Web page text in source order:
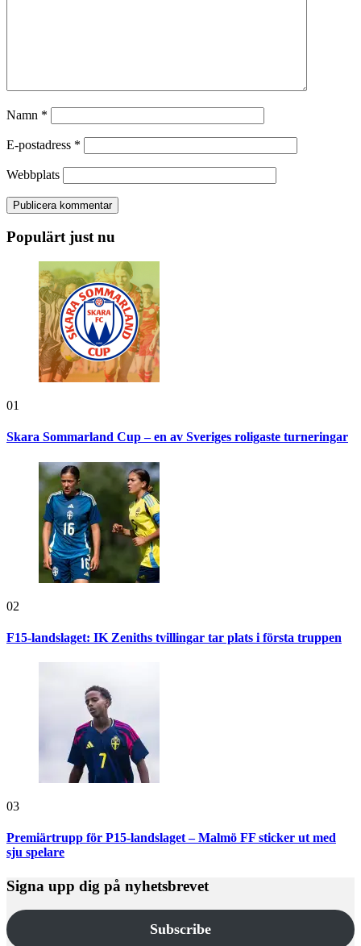
Namn *
E-postadress *
Webbplats
Populärt just nu
01
Skara Sommarland Cup – en av Sveriges roligaste turneringar
02
F15-landslaget: IK Zeniths tvillingar tar plats i första truppen
03
Premiärtrupp för P15-landslaget – Malmö FF sticker ut med
sju spelare
Signa upp dig på nyhetsbrevet
Subscribe